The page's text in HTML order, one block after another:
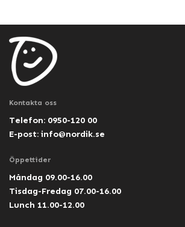
Kontakta oss
Telefon: 0950-120 00
E-post: info@nordik.se
Öppettider
Måndag 09.00-16.00
Tisdag-Fredag 07.00-16.00
Lunch 11.00-12.00